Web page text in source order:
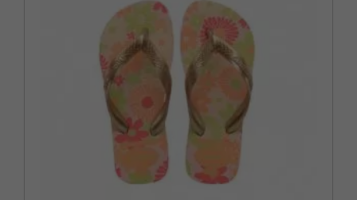
BRASIL 31/32 - EUR 33/34
BRASIL 33/34 - EUR 35/36
BRASIL 35/36 - EUR 37/38